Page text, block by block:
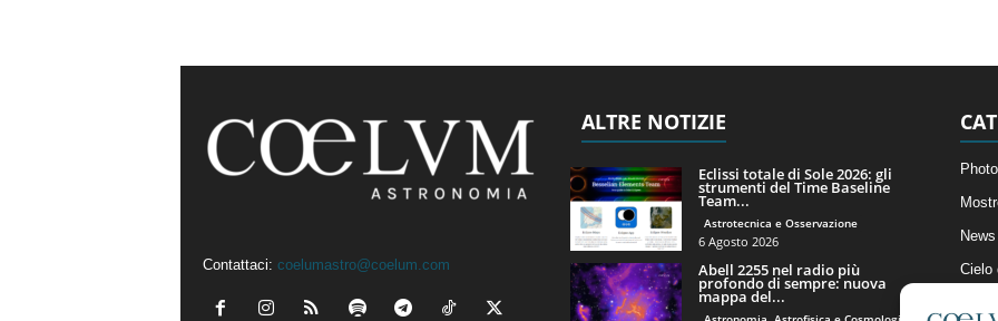
Contattaci: coelumastro@coelum.com
ALTRE NOTIZIE
Eclissi totale di Sole 2026: gli
strumenti del Time Baseline
Team...
Astrotecnica e Osservazione
6 Agosto 2026
Abell 2255 nel radio più
profondo di sempre: nuova
mappa del...
Cielo